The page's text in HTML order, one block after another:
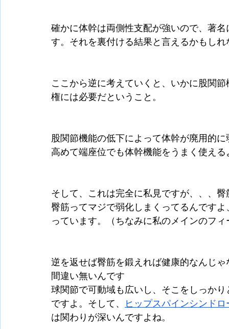
確かに体幹は両側性支配が強いので、著
す。それを裏付ける結果と言えるかもしれ
ここから逆に考えていくと、いかに股関
権には必要だということ。
股関節機能の低下によって体幹が廃用的
高めて端座位でも体幹機能をうまく使え
そして、これは完全に私見ですが、、、
臀筋ってマジで弱化しまくってるんです
っています。（ちなみに私のメインのフ
逆を返せば臀筋を鍛えれば健康的なんじ
間違い無いんです
球関節で可動域も広いし、そこをしっか
ですよ。そして、
ヒップスパインシンドロ
は関わりが深いんですよね。